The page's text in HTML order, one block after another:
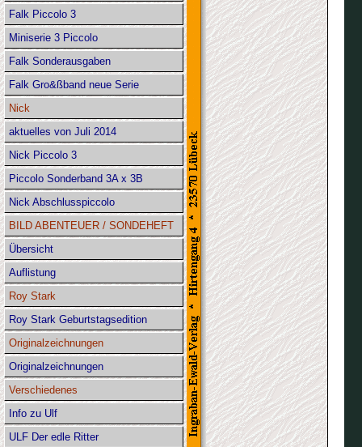
Falk Piccolo 3
Miniserie 3 Piccolo
Falk Sonderausgaben
Falk Gro&ßband neue Serie
Nick
aktuelles von Juli 2014
Nick Piccolo 3
Piccolo Sonderband 3A x 3B
Nick Abschlusspiccolo
BILD ABENTEUER / SONDEHEFT
Übersicht
Auflistung
Roy Stark
Roy Stark Geburtstagsedition
Originalzeichnungen
Originalzeichnungen
Verschiedenes
Info zu Ulf
ULF Der edle Ritter